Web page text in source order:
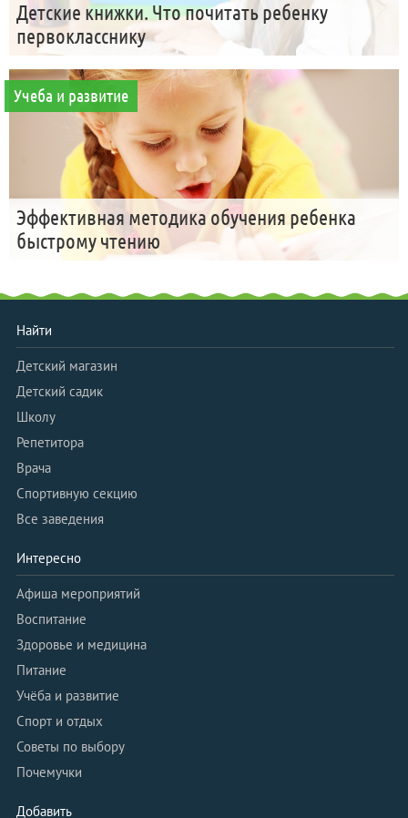
Детские книжки. Что почитать ребенку
первокласснику
Учеба и развитие
Эффективная методика обучения ребенка
быстрому чтению
Найти
Детский магазин
Детский садик
Школу
Репетитора
Врача
Спортивную секцию
Все заведения
Интересно
Афиша мероприятий
Воспитание
Здоровье и медицина
Питание
Учёба и развитие
Спорт и отдых
Советы по выбору
Почемучки
Добавить